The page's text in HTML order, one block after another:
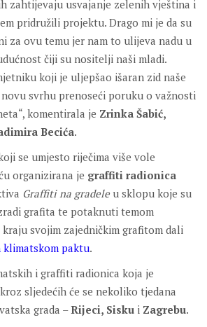
zahtijevaju usvajanje zelenih vještina i
pridružili projektu. Drago mi je da su
za ovu temu jer nam to ulijeva nadu u
čiji su nositelji naši mladi.
koji je uljepšao išaran zid naše
svrhu prenoseći poruku o važnosti
komentirala je Zrinka Šabić,
Becića.
se umjesto riječima više vole
organizirana je graffiti radionica
Graffiti na gradele u sklopu koje su
grafita te potaknuti temom
svojim zajedničkim grafitom dali
klimatskom paktu.
i graffiti radionica koja je
sljedećih će se nekoliko tjedana
grada –Rijeci, Sisku i Zagrebu.